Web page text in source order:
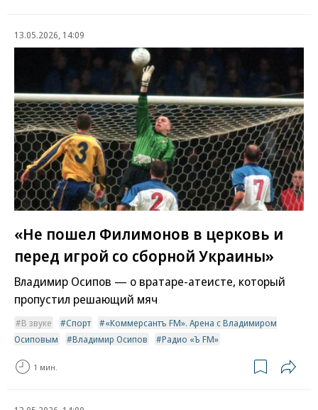
13.05.2026, 14:09
«Не пошел Филимонов в церковь и
перед игрой со сборной Украины»
Владимир Осипов — о вратаре-атеисте, который
пропустил решающий мяч
В звуке Спорт
«Коммерсантъ FM». Арена с Владимиром
Осиповым
Владимир Осипов Радио «Ъ FM»
1 мин.